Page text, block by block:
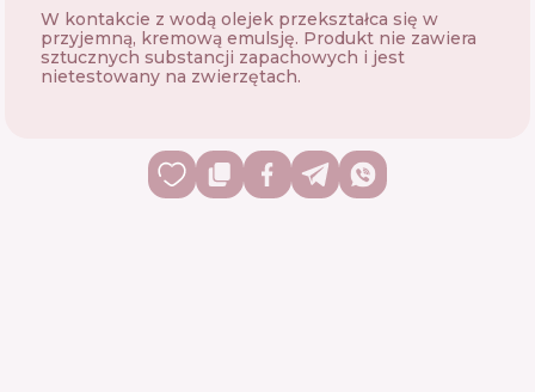
W kontakcie z wodą olejek przekształca się w
przyjemną, kremową emulsję. Produkt nie zawiera
sztucznych substancji zapachowych i jest
nietestowany na zwierzętach.